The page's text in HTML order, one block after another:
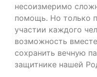
несоизмеримо
помощь. Но только
участии каждого
возможность
сохранить вечную
защитнике нашей